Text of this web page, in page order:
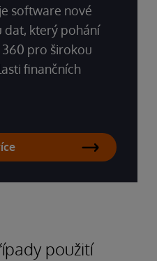
software nové
dat, který pohání
360 pro širokou
finančních
použití